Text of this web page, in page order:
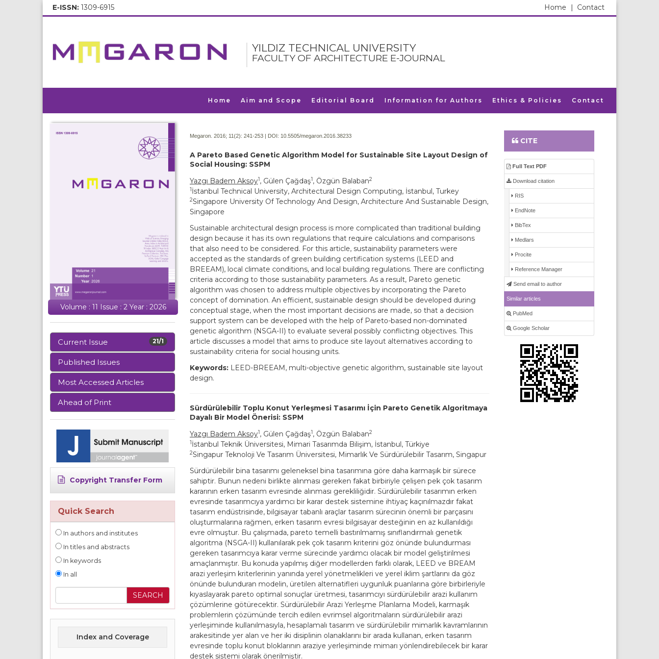
E-ISSN: 1309-6915 Contact
Home |
YILDIZ TECHNICAL UNIVERSITY
FACULTY OF ARCHITECTURE E-JOURNAL
Home Aim and Scope Editorial Board Information for Authors Ethics & Policies Contact
Volume : 11 Issue : 2 Year : 2026
21/1
Current Issue
Published Issues
Most Accessed Articles
Ahead of Print
Copyright Transfer Form
Quick Search
In authors and institutes
In titles and abstracts
In keywords
In all
Index and Coverage
Megaron. 2016; 11(2): 241-253 | DOI: 10.5505/megaron.2016.38233
A Pareto Based Genetic Algorithm Model for Sustainable Site Layout Design of
Social Housing: SSPM
Yazgı Badem Aksoy1, Gülen Çağdaş1, Özgün Balaban2
1İstanbul Technical University, Architectural Design Computing, İstanbul, Turkey
2Singapore University Of Technology And Design, Architecture And Sustainable Design,
Singapore
Sustainable architectural design process is more complicated than traditional building
design because it has its own regulations that require calculations and comparisons
that also need to be considered. For this article, sustainability parameters were
accepted as the standards of green building certification systems (LEED and
BREEAM), local climate conditions, and local building regulations. There are conflicting
criteria according to those sustainability parameters. As a result, Pareto genetic
algorithm was chosen to address multiple objectives by incorporating the Pareto
concept of domination. An efficient, sustainable design should be developed during
conceptual stage, when the most important decisions are made, so that a decision
support system can be developed with the help of Pareto-based non-dominated
genetic algorithm (NSGA-II) to evaluate several possibly conflicting objectives. This
article discusses a model that aims to produce site layout alternatives according to
sustainability criteria for social housing units.
Keywords: LEED-BREEAM, multi-objective genetic algorithm, sustainable site layout
design.
Sürdürülebilir Toplu Konut Yerleşmesi Tasarımı İçin Pareto Genetik Algoritmaya
Dayalı Bir Model Önerisi: SSPM
Yazgı Badem Aksoy1, Gülen Çağdaş1, Özgün Balaban2
1İstanbul Teknik Üniversitesi, Mimari Tasarımda Bilişim, İstanbul, Türkiye
2Singapur Teknoloji Ve Tasarım Üniversitesi, Mimarlık Ve Sürdürülebilir Tasarım, Singapur
Sürdürülebilir bina tasarımı geleneksel bina tasarımına göre daha karmaşık bir sürece
sahiptir. Bunun nedeni birlikte alınması gereken fakat birbiriyle çelişen pek çok tasarım
kararının erken tasarım evresinde alınması gerekliliğidir. Sürdürülebilir tasarımın erken
evresinde tasarımcıya yardımcı bir karar destek sistemine ihtiyaç kaçınılmazdır fakat
tasarım endüstrisinde, bilgisayar tabanlı araçlar tasarım sürecinin önemli bir parçasını
oluşturmalarına rağmen, erken tasarım evresi bilgisayar desteğinin en az kullanıldığı
evre olmuştur. Bu çalışmada, pareto temelli bastırılmamış sınıflandırmalı genetik
algoritma (NSGA-II) kullanılarak pek çok tasarım kriterini göz önünde bulundurması
gereken tasarımcıya karar verme sürecinde yardımcı olacak bir model geliştirilmesi
amaçlanmıştır. Bu konuda yapılmış diğer modellerden farklı olarak, LEED ve BREAM
arazi yerleşim kriterlerinin yanında yerel yönetmelikleri ve yerel iklim şartlarını da göz
önünde bulunduran modelin, üretilen alternatifleri uygunluk puanlarına göre birbirleriyle
kıyaslayarak pareto optimal sonuçlar üretmesi, tasarımcıyı sürdürülebilir arazi kullanım
çözümlerine götürecektir. Sürdürülebilir Arazi Yerleşme Planlama Modeli, karmaşık
problemlerin çözümünde tercih edilen evrimsel algoritmaların sürdürülebilir arazi
yerleşiminde kullanılmasıyla, hesaplamalı tasarım ve sürdürülebilir mimarlık kavramlarının
arakesitinde yer alan ve her iki disiplinin olanaklarını bir arada kullanan, erken tasarım
evresinde toplu konut bloklarının araziye yerleşiminde mimarı yönlendirebilecek bir karar
destek sistemi olarak önerilmiştir.
CITE
Full Text PDF
Download citation
RIS
EndNote
BibTex
Medlars
Procite
Reference Manager
Send email to author
Similar articles
PubMed
Google Scholar